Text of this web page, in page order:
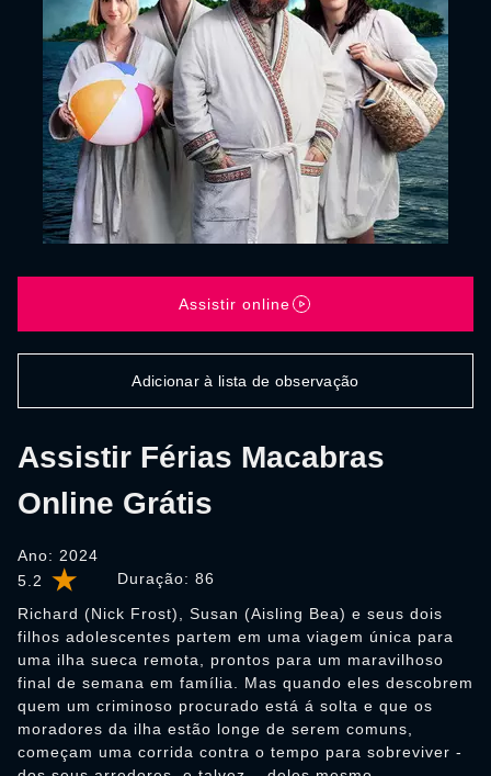
5.2 Duração: 86
Assistir Férias Macabras
Online Grátis
Ano: 2024
Richard (Nick Frost), Susan (Aisling Bea) e seus dois
filhos adolescentes partem em uma viagem única para
uma ilha sueca remota, prontos para um maravilhoso
final de semana em família. Mas quando eles descobrem
quem um criminoso procurado está á solta e que os
moradores da ilha estão longe de serem comuns,
começam uma corrida contra o tempo para sobreviver -
Assistir online
Adicionar à lista de observação